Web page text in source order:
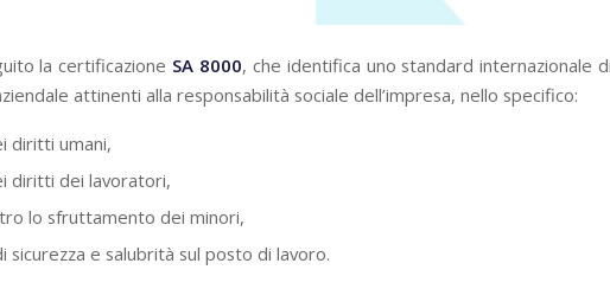
la certificazione SA 8000, che identifica uno standard internazionale
attinenti alla responsabilità sociale dell’impresa, nello specifico:
diritti umani,
diritti dei lavoratori,
lo sfruttamento dei minori,
sicurezza e salubrità sul posto di lavoro.